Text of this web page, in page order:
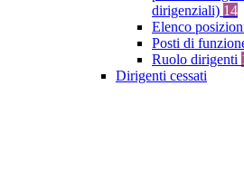
dirigenziali) 14
Elenco
Posti di
Ruolo dirigenti
Dirigenti cessati